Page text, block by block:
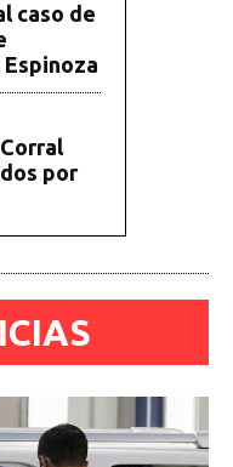
caso de
por